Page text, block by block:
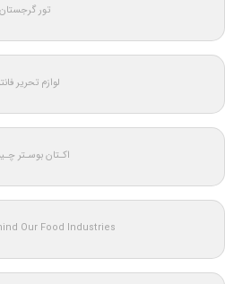
تور گرجستان
لوازم تحریر
اکـتان بوسـتر
Our Food Industries